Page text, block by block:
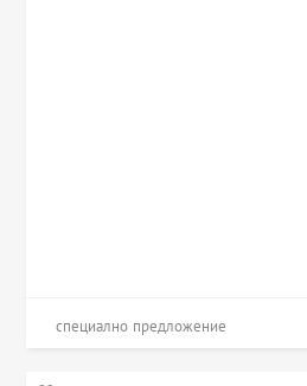
специално предложение